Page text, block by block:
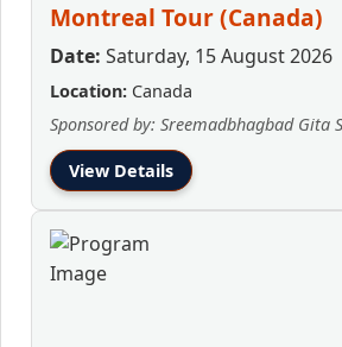
Montreal Tour (Canada)
Date: Saturday, 15 August 2026
Location: Canada
Sponsored by: Sreemadbhagbad Gita
View Details